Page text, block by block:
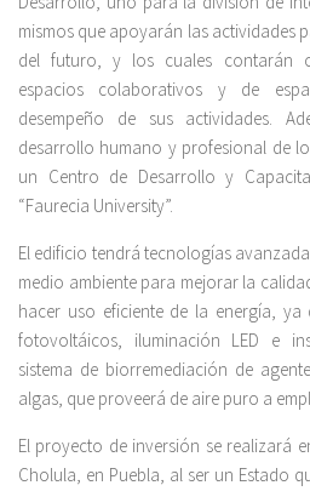
mismos que apoyarán las actividades
del futuro, y los cuales contarán
espacios colaborativos y de
desempeño de sus actividades.
desarrollo humano y profesional de
un Centro de Desarrollo y
“Faurecia University”.
El edificio tendrá tecnologías
medio ambiente para mejorar la
hacer uso eficiente de la energía,
fotovoltáicos, iluminación LED e
sistema de biorremediación de
algas, que proveerá de aire puro a
El proyecto de inversión se realizará
Cholula, en Puebla, al ser un Estado